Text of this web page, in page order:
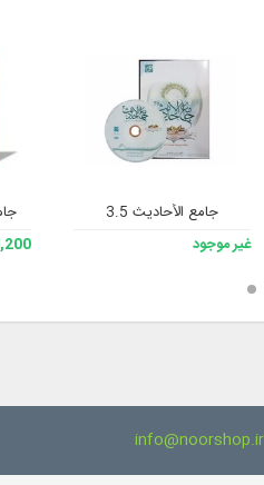
3جامع الأحاديث 3.5
غير موجود
info@noorshop.ir